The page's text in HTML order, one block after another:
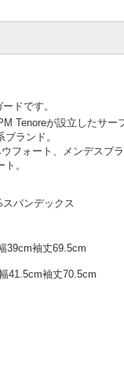
ドです。
Tenoreが設立したサー
ランド。
フォート、メンデスブ
。
パンデックス
39cm袖丈69.5cm
41.5cm袖丈70.5cm